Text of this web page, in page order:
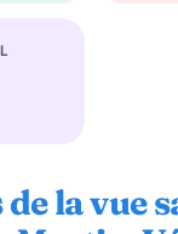
la vue